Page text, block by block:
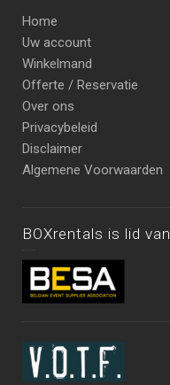
Home
Uw account
Winkelmand
Offerte / Reservatie
Over ons
Privacybeleid
Disclaimer
Algemene Voorwaarden
BOXrentals is lid van